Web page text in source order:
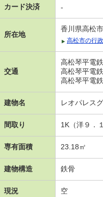
カード決済 -
所在地
香川県高松
高松市の行
交通
高松琴平電
高松琴平電
高松琴平電
建物名 レオパレス
間取り 1K（洋９．１
専有面積 23.18㎡
建物構造 鉄骨
現況 空